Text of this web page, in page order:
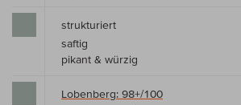
strukturiert
saftig
pikant & würzig
Lobenberg: 98+/100